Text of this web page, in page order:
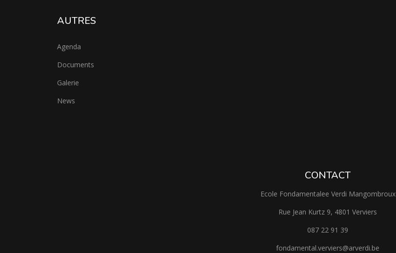
AUTRES
Agenda
Documents
Galerie
News
CONTACT
Ecole Fondamentalee Verdi Mangombroux
Rue Jean Kurtz 9, 4801 Verviers
087 22 91 39
fondamental.verviers@arverdi.be